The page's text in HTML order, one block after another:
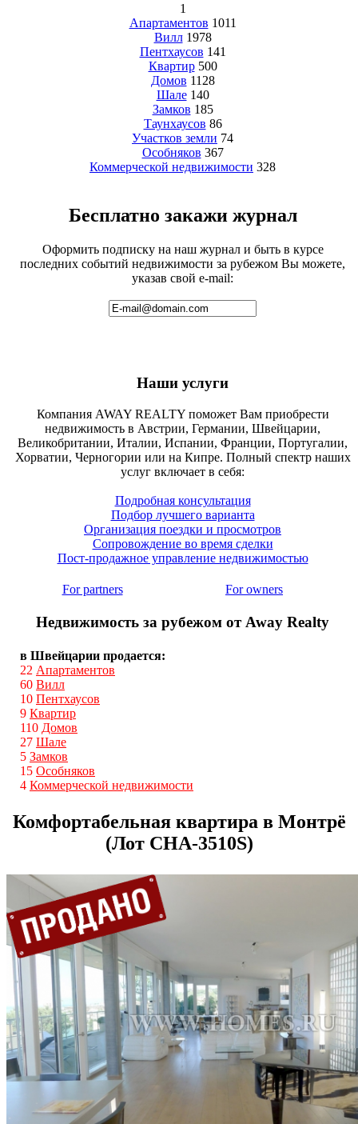
1
Апартаментов 1011
Вилл 1978
Пентхаусов 141
Квартир 500
Домов 1128
Шале 140
Замков 185
Таунхаусов 86
Участков земли 74
Особняков 367
Коммерческой недвижимости 328
Бесплатно закажи журнал
Оформить подписку на наш журнал и быть в курсе
последних событий недвижимости за рубежом Вы можете,
указав свой e-mail:
Наши услуги
Компания AWAY REALTY поможет Вам приобрести
недвижимость в Австрии, Германии, Швейцарии,
Великобритании, Италии, Испании, Франции, Португалии,
Хорватии, Черногории или на Кипре. Полный спектр наших
услуг включает в себя:
Подробная консультация
Подбор лучшего варианта
Организация поездки и просмотров
Сопровождение во время сделки
Пост-продажное управление недвижимостью
For partners For owners
Недвижимость за рубежом от Away Realty
в Швейцарии продается:
22 Апартаментов
60 Вилл
10 Пентхаусов
9 Квартир
110 Домов
27 Шале
5 Замков
15 Особняков
4 Коммерческой недвижимости
Комфортабельная квартира в Монтрё
(Лот CHA-3510S)